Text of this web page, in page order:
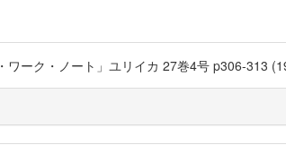
ワーク・ノート」ユリイカ 27巻4号 p306-313